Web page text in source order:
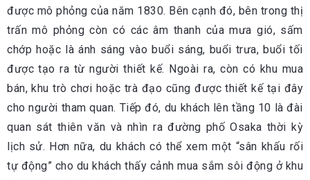
được mô phỏng của năm 1830. Bên cạnh đó, bên trong thị
trấn mô phỏng còn có các âm thanh của mưa gió, sấm
chớp hoặc là ánh sáng vào buổi sáng, buổi trưa, buổi tối
được tạo ra từ người thiết kế. Ngoài ra, còn có khu mua
bán, khu trò chơi hoặc trà đạo cũng được thiết kế tại đây
cho người tham quan. Tiếp đó, du khách lên tầng 10 là đài
quan sát thiên văn và nhìn ra đường phố Osaka thời kỳ
lịch sử. Hơn nữa, du khách có thể xem một “sân khấu rối
tự động” cho du khách thấy cảnh mua sắm sôi động ở khu